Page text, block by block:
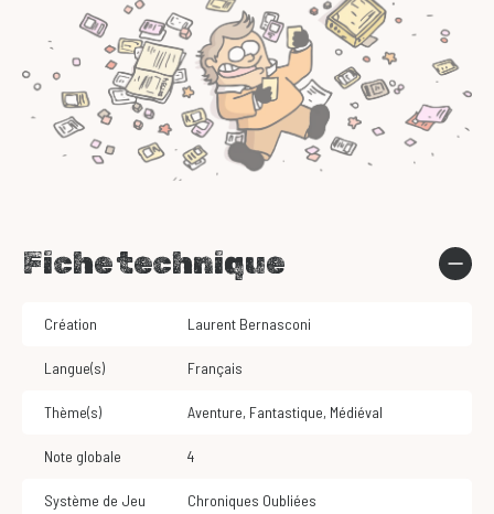
Fiche technique
Création Laurent Bernasconi
Langue(s) Français
Thème(s) Aventure, Fantastique, Médiéval
Note globale 4
Système de Jeu Chroniques Oubliées